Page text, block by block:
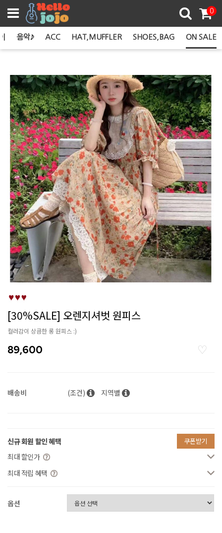
0
음악♪ ACC HAT,MUFFLER SHOES,BAG ON SALE
[30%SALE] 오렌지셔벗 원피스
컬러감이 상큼한 롱 원피스 :)
89,600
배송비 (조건) 지역별
신규 회원 할인 혜택 쿠폰받기
최대 할인가
최대 적립 혜택
옵션